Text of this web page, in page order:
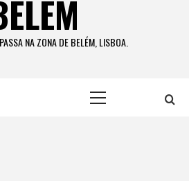
NA ZONA DE BELÉM, LISBOA.